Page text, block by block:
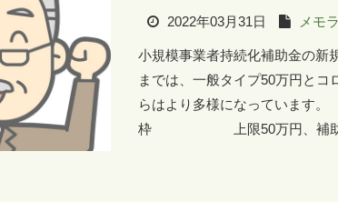
2022年03月31日 メモ
小規模事業者持続化補助金の
までは、一般タイプ50万円と
らはより多様になっていま
枠 上限50万円、補助